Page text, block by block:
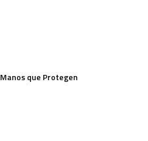
Manos que Protegen